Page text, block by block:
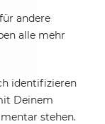
andere
alle mehr
identifizieren
Deinem
stehen.